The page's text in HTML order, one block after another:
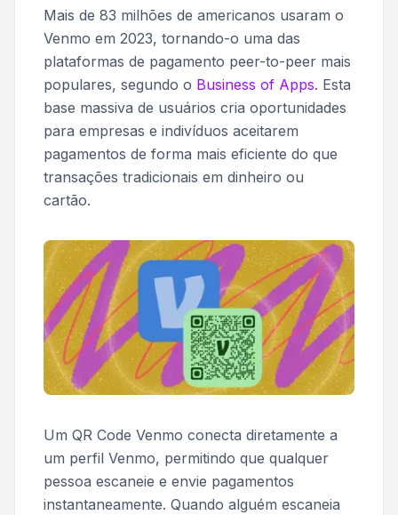
Mais de 83 milhões de americanos usaram o
Venmo em 2023, tornando-o uma das
plataformas de pagamento peer-to-peer mais
populares, segundo o Business of Apps. Esta
base massiva de usuários cria oportunidades
para empresas e indivíduos aceitarem
pagamentos de forma mais eficiente do que
transações tradicionais em dinheiro ou
cartão.
Um QR Code Venmo conecta diretamente a
um perfil Venmo, permitindo que qualquer
pessoa escaneie e envie pagamentos
instantaneamente. Quando alguém escaneia